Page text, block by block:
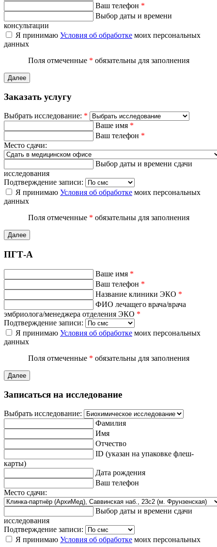
Ваш телефон *
Выбор даты и времени
консультации
Я принимаю Условия об обработке моих персональных
данных
Поля отмеченные * обязательны для заполнения
Далее
Заказать услугу
Выбрать исследование: *
Ваше имя *
Ваш телефон *
Место сдачи:
Выбор даты и времени сдачи
исследования
Подтверждение записи:
Я принимаю Условия об обработке моих персональных
данных
Поля отмеченные * обязательны для заполнения
Далее
ПГТ-А
Ваше имя *
Ваш телефон *
Название клиники ЭКО *
ФИО лечащего врача/врача
эмбриолога/менеджера отделения ЭКО *
Подтверждение записи:
Я принимаю Условия об обработке моих персональных
данных
Поля отмеченные * обязательны для заполнения
Далее
Записаться на исследование
Выбрать исследование:
Фамилия
Имя
Отчество
ID (указан на упаковке флеш-
карты)
Дата рождения
Ваш телефон
Место сдачи:
Выбор даты и времени сдачи
исследования
Подтверждение записи:
Я принимаю Условия об обработке моих персональных